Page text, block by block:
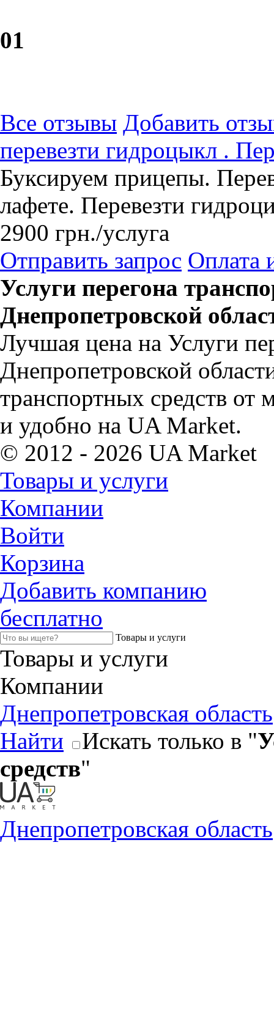
01
Все отзывы Добавить
перевезти гидроцыкл .
Буксируем прицепы.
лафете. Перевезти
2900 грн./услуга
Отправить запрос Оплата
Услуги перегона
Днепропетровской
Лучшая цена на Услуги
Днепропетровской
транспортных средств от
и удобно на UA Market.
© 2012 - 2026 UA Market
Товары и услуги
Компании
Войти
Корзина
Добавить компанию
бесплатно
Товары и услуги
Товары и услуги
Компании
Днепропетровская область
Найти
Искать только в "
средств"
Днепропетровская область